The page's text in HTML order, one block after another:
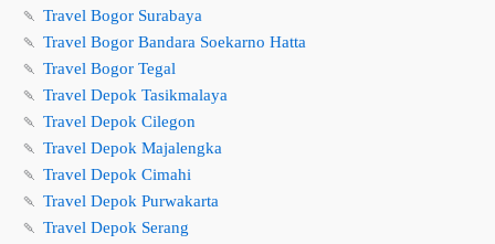
🍡 Travel Bogor Surabaya
🍡 Travel Bogor Bandara Soekarno Hatta
🍡 Travel Bogor Tegal
🍡 Travel Depok Tasikmalaya
🍡 Travel Depok Cilegon
🍡 Travel Depok Majalengka
🍡 Travel Depok Cimahi
🍡 Travel Depok Purwakarta
🍡 Travel Depok Serang